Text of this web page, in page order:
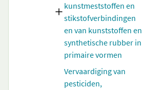
kunstmeststoffen en
stikstofverbindingen
en van kunststoffen en
synthetische rubber in
primaire vormen
Vervaardiging van
pesticiden,